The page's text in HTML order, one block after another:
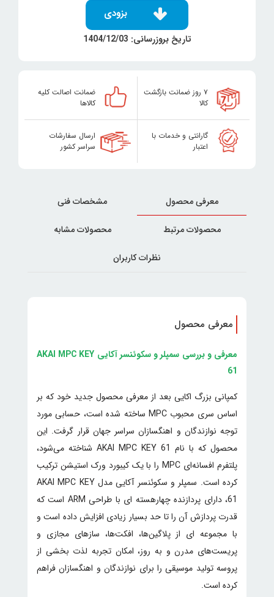
بزودی
تاریخ بروزرسانی: 1404/12/03
۷ روز ضمانت بازگشت
کالا
ضمانت اصالت کلیه
کالاها
گارانتی و خدمات با
اعتبار
ارسال سفارشات
سراسر کشور
معرفی محصول مشخصات فنی
محصولات مرتبط محصولات مشابه
نظرات کاربران
معرفی محصول
معرفی و بررسی سمپلر و سکوئنسر آکایی AKAI MPC KEY
61
کمپانی بزرگ اکایی بعد از معرفی محصول جدید خود که بر
اساس سری محبوب MPC ساخته شده است، حسابی مورد
توجه نوازندگان و اهنگسازان سراسر جهان قرار گرفت. این
محصول که با نام AKAI MPC KEY 61 شناخته می‌شود،
پلتفرم افسانه‌ای MPC را با یک کیبورد ورک استیشن ترکیب
کرده است. سمپلر و سکوئنسر آکایی مدل AKAI MPC KEY
61، دارای پردازنده چهارهسته ای با طراحی ARM است که
قدرت پردازش آن را تا حد بسیار زیادی افزایش داده است و
با مجموعه ای از پلاگین‌ها، افکت‌ها، سازهای مجازی و
پریست‌های مدرن و به روز، امکان تجربه لذت بخشی از
پروسه تولید موسیقی را برای نوازندگان و اهنگسازان فراهم
کرده است.